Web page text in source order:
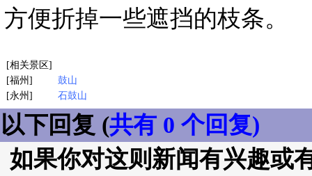
方便折掉一些遮挡的枝条。
[相关景区]
[福州]
鼓山
[永州]
石鼓山
以下回复 (共有 0 个回复)
如果你对这则新闻有兴趣或